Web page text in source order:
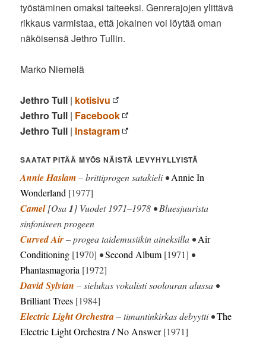
työstäminen omaksi taiteeksi. Genrerajojen ylittävä
rikkaus varmistaa, että jokainen voi löytää oman
näköisensä Jethro Tullin.
Marko Niemelä
Jethro Tull | kotisivu
Jethro Tull | Facebook
Jethro Tull | Instagram
SAATAT PITÄÄ MYÖS NÄISTÄ LEVYHYLLYISTÄ
Annie Haslam– brittiprogen satakieli •Annie In
Wonderland [1977]
Camel[Osa1] Vuodet 1971–1978 • Bluesjuurista
sinfoniseen progeen
Curved Air– progea taidemusiikin aineksilla •Air
Conditioning [1970] •Second Album [1971] •
Phantasmagoria [1972]
David Sylvian – sielukas vokalisti soolouran alussa •
Brilliant Trees [1984]
Electric Light Orchestra– timantinkirkas debyytti •The
Electric Light Orchestra/No Answer[1971]